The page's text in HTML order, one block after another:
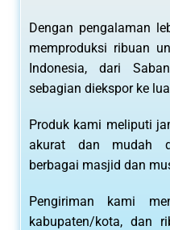
Dengan pengalaman
memproduksi ribuan
Indonesia, dari
sebagian diekspor ke
Produk kami meliputi
akurat dan mudah
berbagai masjid dan
Pengiriman kami
kabupaten/kota, dan